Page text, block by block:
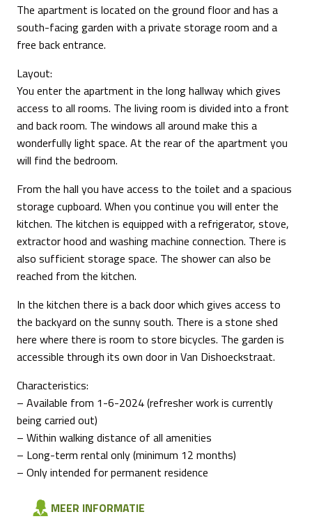
The apartment is located on the ground floor and has a
south-facing garden with a private storage room and a
free back entrance.
Layout:
You enter the apartment in the long hallway which gives
access to all rooms. The living room is divided into a front
and back room. The windows all around make this a
wonderfully light space. At the rear of the apartment you
will find the bedroom.
From the hall you have access to the toilet and a spacious
storage cupboard. When you continue you will enter the
kitchen. The kitchen is equipped with a refrigerator, stove,
extractor hood and washing machine connection. There is
also sufficient storage space. The shower can also be
reached from the kitchen.
In the kitchen there is a back door which gives access to
the backyard on the sunny south. There is a stone shed
here where there is room to store bicycles. The garden is
accessible through its own door in Van Dishoeckstraat.
Characteristics:
– Available from 1-6-2024 (refresher work is currently
being carried out)
– Within walking distance of all amenities
– Long-term rental only (minimum 12 months)
– Only intended for permanent residence
MEER INFORMATIE